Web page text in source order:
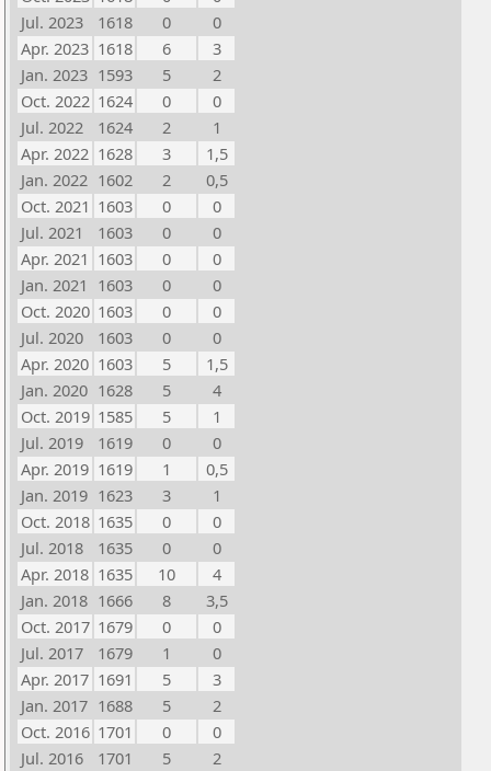
Jul. 2023
1618 0
0
Apr. 2023 1618 6
3
Jan. 2023 1593 5
2
Oct. 2022 1624 0
0
Jul. 2022
1624 2
1
Apr. 2022 1628 3
1,5
Jan. 2022 1602 2
0,5
Oct. 2021 1603 0
0
Jul. 2021
1603 0
0
Apr. 2021 1603 0
0
Jan. 2021 1603 0
0
Oct. 2020 1603 0
0
Jul. 2020
1603 0
0
Apr. 2020 1603 5
1,5
Jan. 2020 1628 5
4
Oct. 2019 1585 5
1
Jul. 2019
1619 0
0
Apr. 2019 1619 1
0,5
Jan. 2019 1623 3
1
Oct. 2018 1635 0
0
Jul. 2018
1635 0
0
Apr. 2018 1635 10
4
Jan. 2018 1666 8
3,5
Oct. 2017 1679 0
0
Jul. 2017
1679 1
0
Apr. 2017 1691 5
3
Jan. 2017 1688 5
2
Oct. 2016 1701 0
0
Jul. 2016
1701 5
2